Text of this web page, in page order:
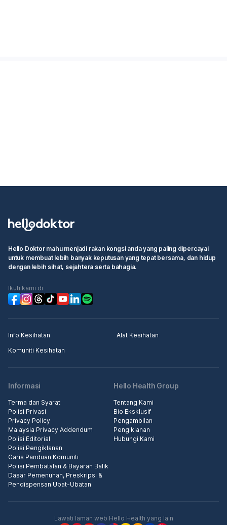
Hello Doktor mahu menjadi rakan kongsi anda yang paling dipercayai
untuk membuat lebih banyak keputusan yang tepat bersama, dan hidup
dengan lebih sihat, sejahtera serta bahagia.
Ikuti kami di
Info Kesihatan
Alat Kesihatan
Komuniti Kesihatan
Informasi
Terma dan Syarat
Polisi Privasi
Privacy Policy
Malaysia Privacy Addendum
Polisi Editorial
Polisi Pengiklanan
Garis Panduan Komuniti
Polisi Pembatalan & Bayaran Balik
Dasar Pemenuhan, Preskripsi &
Pendispensan Ubat-Ubatan
Hello Health Group
Tentang Kami
Bio Eksklusif
Pengambilan
Pengiklanan
Hubungi Kami
Lawati laman web Hello Health yang lain